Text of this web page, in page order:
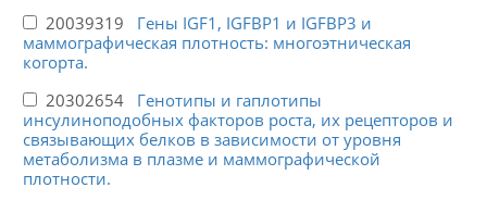
20039319 Гены IGF1, IGFBP1 и IGFBP3 и
маммографическая плотность: многоэтническая
когорта.
20302654 Генотипы и гаплотипы
инсулиноподобных факторов роста, их рецепторов и
связывающих белков в зависимости от уровня
метаболизма в плазме и маммографической
плотности.